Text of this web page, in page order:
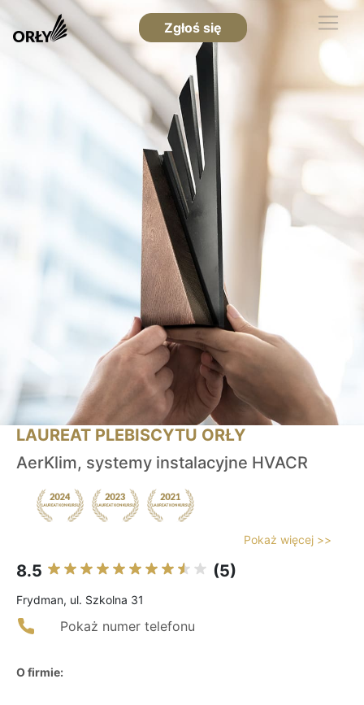
Zgłoś się
LAUREAT PLEBISCYTU ORŁY
AerKlim, systemy instalacyjne HVACR
Pokaż więcej >>
8.5 (5)
Frydman, ul. Szkolna 31
Pokaż numer telefonu
O firmie: